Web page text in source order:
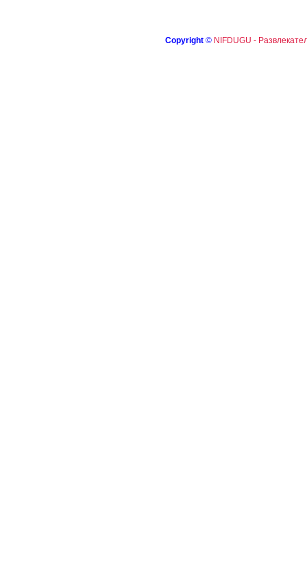
Copyright © NIFDUGU -